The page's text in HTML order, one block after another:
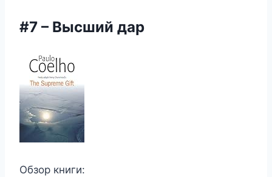
#7 – Высший дар
Обзор книги: